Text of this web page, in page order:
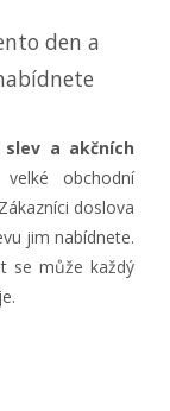
den a
a akčních
obchodní
doslova
jim nabídnete.
se může každý